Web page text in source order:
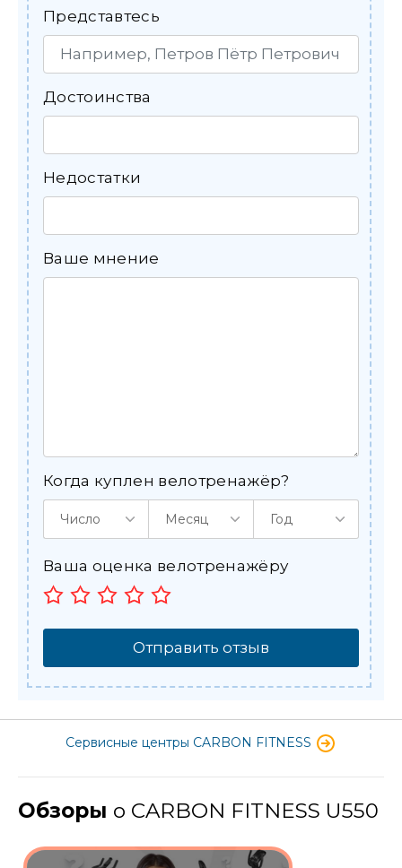
Представтесь
Достоинства
Недостатки
Ваше мнение
Ваша оценка велотренажёру
Когда куплен велотренажёр?
Число Месяц Год
Отправить отзыв
Сервисные центры CARBON FITNESS
Обзоры о CARBON FITNESS U550